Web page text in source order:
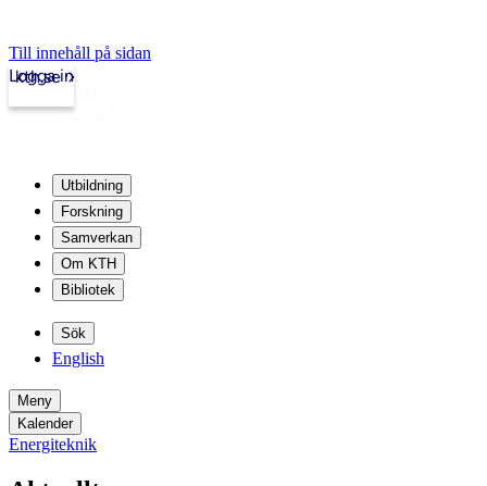
Till innehåll på sidan
kth.se
Logga in
Utbildning
Forskning
Samverkan
Om KTH
Bibliotek
Sök
English
Meny
Kalender
Energiteknik